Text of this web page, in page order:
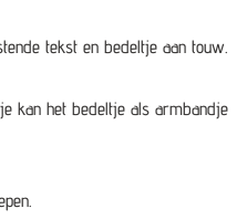
tekst en bedeltje aan touw.
kan het bedeltje als armbandje